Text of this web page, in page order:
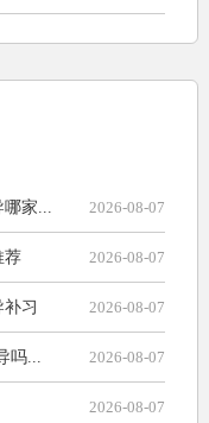
哪家... 2026-08-07
荐 2026-08-07
习 2026-08-07
... 2026-08-07
2026-08-07